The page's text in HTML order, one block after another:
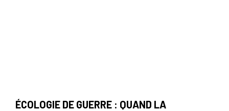
ÉCOLOGIE DE GUERRE : QUAND LA